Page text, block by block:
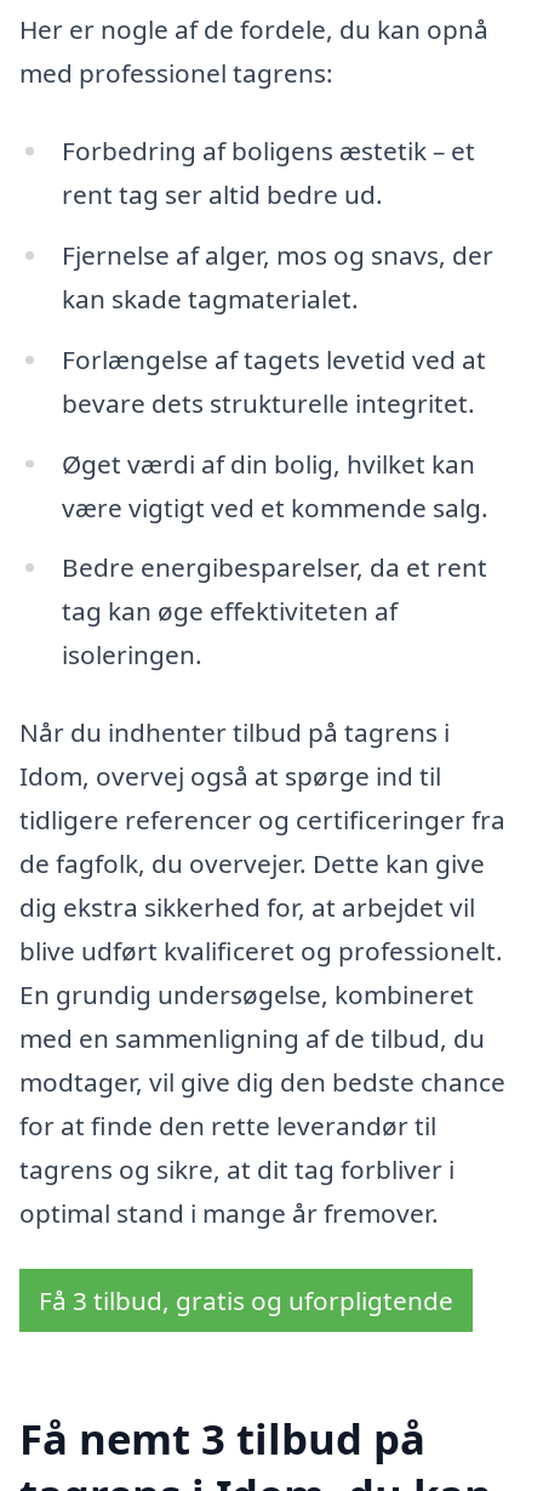
Her er nogle af de fordele, du kan opnå
med professionel tagrens:
Forbedring af boligens æstetik – et
rent tag ser altid bedre ud.
Fjernelse af alger, mos og snavs, der
kan skade tagmaterialet.
Forlængelse af tagets levetid ved at
bevare dets strukturelle integritet.
Øget værdi af din bolig, hvilket kan
være vigtigt ved et kommende salg.
Bedre energibesparelser, da et rent
tag kan øge effektiviteten af
isoleringen.
Når du indhenter tilbud på tagrens i
Idom, overvej også at spørge ind til
tidligere referencer og certificeringer fra
de fagfolk, du overvejer. Dette kan give
dig ekstra sikkerhed for, at arbejdet vil
blive udført kvalificeret og professionelt.
En grundig undersøgelse, kombineret
med en sammenligning af de tilbud, du
modtager, vil give dig den bedste chance
for at finde den rette leverandør til
tagrens og sikre, at dit tag forbliver i
optimal stand i mange år fremover.
Få 3 tilbud, gratis og uforpligtende
Få nemt 3 tilbud på